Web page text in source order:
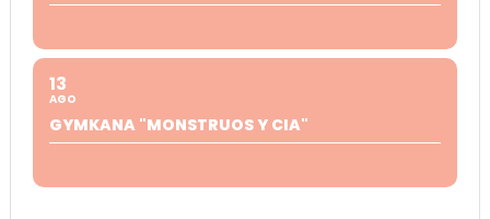
13
AGO
GYMKANA "MONSTRUOS Y CIA"